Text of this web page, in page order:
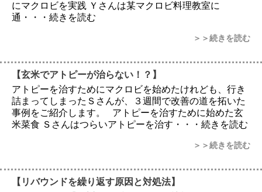
にマクロビを実践 Ｙさんは某マクロビ料理教室に
通・・・続きを読む
＞＞続きを読む
【玄米でアトピーが治らない！？】
アトピーを治すためにマクロビを始めたけれども、行き
詰まってしまったＳさんが、３週間で改善の道を拓いた
事例をご紹介します。 アトピーを治すために始めた玄
米菜食 Ｓさんはつらいアトピーを治す・・・続きを読む
＞＞続きを読む
【リバウンドを繰り返す原因と対処法】